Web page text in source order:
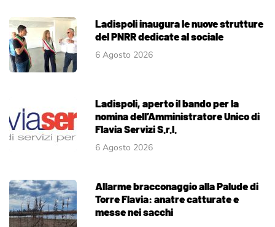
Ladispoli inaugura le nuove strutture
del PNRR dedicate al sociale
6 Agosto 2026
Ladispoli, aperto il bando per la
nomina dell’Amministratore Unico di
Flavia Servizi S.r.l.
6 Agosto 2026
Allarme bracconaggio alla Palude di
Torre Flavia: anatre catturate e
messe nei sacchi